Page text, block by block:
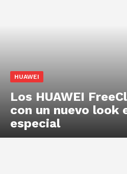
HUAWEI
Los HUAWEI
con un nuevo look
especial